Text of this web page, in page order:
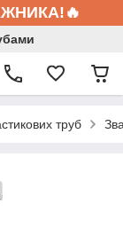
труб